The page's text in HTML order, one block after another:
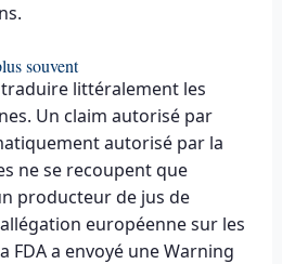
souvent
littéralement les
Un claim autorisé par
autorisé par la
ne se recoupent que
producteur de jus de
européenne sur les
FDA a envoyé une Warning